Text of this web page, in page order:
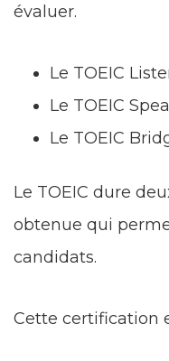
évaluer.
Le TOEIC
Le TOEIC
Le TOEIC
Le TOEIC dure
obtenue qui
candidats.
Cette certification